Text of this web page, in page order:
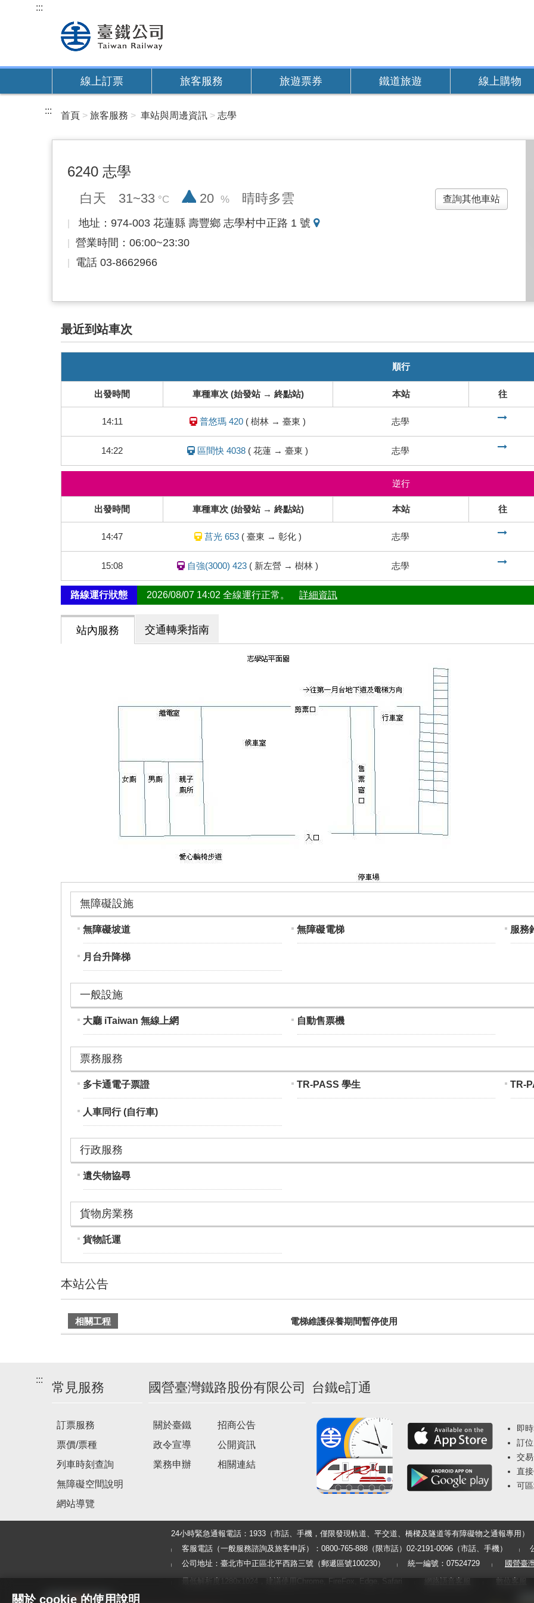
內
:::
線上訂票 旅客服務 旅遊票券 鐵道旅遊 線上購物
::: 首頁 旅客服務 車站與周邊資訊 志學
6240 志學
查詢其他車站
白天 31~33 降雨率
20 晴時多雲
地址：974-003 花蓮縣 壽豐鄉 志學村中正路 1 號
營業時間：06:00~23:30
電話 03-8662966
最近到站車次
順行
出發時間 車種車次 (始發站 → 終點站) 本站 往
14:11 普悠瑪 420 ( 樹林 → 臺東 ) 志學
14:22 區間快 4038 ( 花蓮 → 臺東 ) 志學
車
逆行
出發時間 車種車次 (始發站 → 終點站) 本站 往
14:47 莒光 653 ( 臺東 → 彰化 ) 志學
15:08 自強(3000) 423 ( 新左營 → 樹林 ) 志學
路線運行狀態 2026/08/07 14:02 全線運行正常。 詳細資訊
站內服務 交通轉乘指南
無障礙設施
無障礙坡道 無障礙電梯 服務
月台升降梯
一般設施
大廳 iTaiwan 無線上網 自動售票機
票務服務
多卡通電子票證 TR-PASS 學生 TR-
人車同行 (自行車)
行政服務
遺失物協尋
貨物房業務
貨物託運
本站公告
建
議
次
相關工程 電梯維護保養期間暫停使用
:::
常見服務
訂票服務
票價/票種
列車時刻查詢
無障礙空間說明
網站導覽
國營臺灣鐵路股份有限公司
關於臺鐵
政令宣導
業務申辦
招商公告
公開資訊
相關連結
台鐵e訂通
即
訂
交
直
可
24小時緊急通報電話：1933（市話、手機，僅限發現軌道、平交道、橋樑及隧道等有障礙物之通報專用）
客服電話（一般服務諮詢及旅客申訴）：0800-765-888（限市話）02-2191-0096（市話、手機）
公司地址：臺北市中正區北平西路三號（郵遞區號100230）
統一編號：07524729
國營臺
最低解析度1280x1024，建議使用Chrome, FireFox, Edge, Safari
網路語音客服 數位客服
關於 cookie 的使用說明